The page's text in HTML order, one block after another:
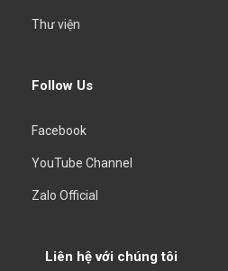
Thư viện
Follow Us
Facebook
YouTube Channel
Zalo Official
Liên hệ với chúng tôi